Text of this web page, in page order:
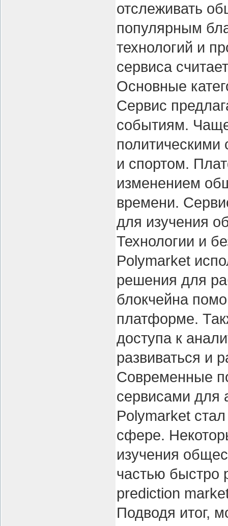
отслеживать
популярным
технологий и
сервиса
Основные
Сервис
событиям. Чаще
политическими
и спортом.
изменением
времени.
для изучения
Технологии и
Polymarket
решения для
блокчейна
платформе.
доступа к
развиваться и
Современные
сервисами для
Polymarket
сфере.
изучения
частью быстро
prediction
Подводя итог,